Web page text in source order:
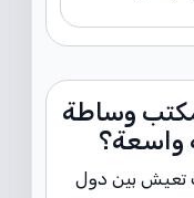
مكتب وساطة
واسعة؟
تعيش بين دول